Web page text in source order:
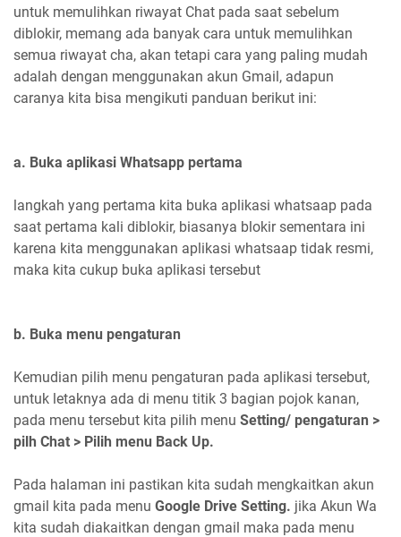
untuk memulihkan riwayat Chat pada saat sebelum
diblokir, memang ada banyak cara untuk memulihkan
semua riwayat cha, akan tetapi cara yang paling mudah
adalah dengan menggunakan akun Gmail, adapun
caranya kita bisa mengikuti panduan berikut ini:
a. Buka aplikasi Whatsapp pertama
langkah yang pertama kita buka aplikasi whatsaap pada
saat pertama kali diblokir, biasanya blokir sementara ini
karena kita menggunakan aplikasi whatsaap tidak resmi,
maka kita cukup buka aplikasi tersebut
b. Buka menu pengaturan
Kemudian pilih menu pengaturan pada aplikasi tersebut,
untuk letaknya ada di menu titik 3 bagian pojok kanan,
pada menu tersebut kita pilih menu Setting/ pengaturan >
pilh Chat > Pilih menu Back Up.
Pada halaman ini pastikan kita sudah mengkaitkan akun
gmail kita pada menu Google Drive Setting. jika Akun Wa
kita sudah diakaitkan dengan gmail maka pada menu